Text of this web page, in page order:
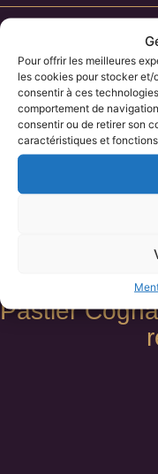
Pour offrir les meilleures
les cookies pour stocker et/
consentir à ces
comportement de
consentir ou de retirer son
caractéristiques et
Cognac
Pastier
Pastier